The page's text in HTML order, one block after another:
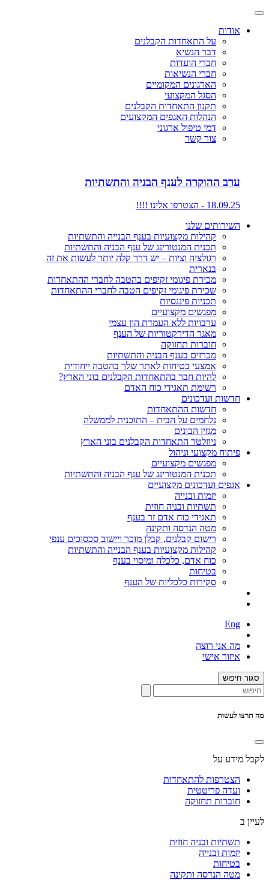
אודות
על התאחדות הקבלנים
דבר הנשיא
חברי הועדות
חברי הנשיאות
הארגונים המקומיים
הסגל המקצועי
תקנון התאחדות הקבלנים
הנהלות האגפים המקצועים
דמי טיפול ארגוני
צור קשר
ערב ההוקרה לענף הבניה והתשתיות
18.09.25 - הצטרפו אלינו !!!!
השירותים שלנו
קהילות מקצועיות בענף הבנייה והתשתיות
תכנית המנטורינג של ענף הבניה והתשתיות
רגולציה וציות – יש דרך קלה יותר לעשות את זה
בנארית
מכירת פיגומי זקיפים בהטבה לחברי ההתאחדות
שכירת פיגומי זקיפים הטבה לחברי ההתאחדות
תכניות פיננסיות
מפגשים מקצועיים
ערבויות ללא העמדת הון עצמי
מאגר הדירקטוריות של הענף
חוברות תחזוקה
מכרזים בענף הבניה והתשתיות
אמצעי בטיחות לאתר שלך בהטבה ייחודית
להיות חבר בהתאחדות הקבלנים בוני הארץ?
רשימת תאגידי כוח האדם
חדשות ועדכונים
חדשות ההתאחדות
נלחמים על הבית – התוכנית לממשלה
מגזין הבונים
ניוזלטר התאחדות הקבלנים בוני הארץ
פיתוח מקצועי וניהול
מפגשים מקצועיים
תכנית המנטורינג של ענף הבניה והתשתיות
אגפים ועדכונים מקצועיים
יזמות ובנייה
תשתיות ובניה חוזית
תאגידי כוח אדם זר בענף
מטה הנדסה ותקינה
רישום קבלנים, קבלן מוכר ויישוב סכסוכים ענפי
קהילות מקצועיות בענף הבנייה והתשתיות
כוח אדם, כלכלה ומיסוי בענף
בטיחות
סקירות כלכליות של הענף
Eng
מה אני רוצה
איזור אישי
סגור חיפוש
מה תרצו לעשות
לקבל מידע על
הצטרפות להתאחדות
ועדה פריטטית
חוברות תחזוקה
לעיין ב
תשתיות ובניה חוזית
יזמות ובנייה
בטיחות
מטה הנדסה ותקינה